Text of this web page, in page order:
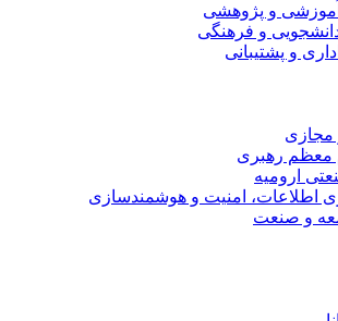
و پژوهشی
و فرهنگی
و پشتیبانی
مجازی
معظم رهبری
ارومیه
اطلاعات، امنیت و هوشمندسازی
و صنعت